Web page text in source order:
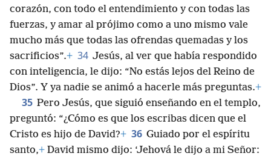
corazón, con todo el entendimiento y con todas las
fuerzas, y amar al prójimo como a uno mismo vale
mucho más que todas las ofrendas quemadas y los
sacrificios”.+ 34 Jesús, al ver que había respondido
con inteligencia, le dijo: “No estás lejos del Reino de
Dios”. Y ya nadie se animó a hacerle más preguntas.+
35 Pero Jesús, que siguió enseñando en el templo,
preguntó: “¿Cómo es que los escribas dicen que el
Cristo es hijo de David?+ 36 Guiado por el espíritu
santo,+ David mismo dijo: ‘Jehová le dijo a mi Señor: